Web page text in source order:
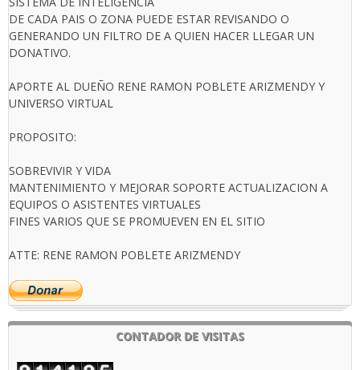
DE CADA PAIS O ZONA PUEDE ESTAR REVISANDO O
GENERANDO UN FILTRO DE A QUIEN HACER LLEGAR UN
DONATIVO.
APORTE AL DUEÑO RENE RAMON POBLETE ARIZMENDY Y
UNIVERSO VIRTUAL
PROPOSITO:
SOBREVIVIR Y VIDA
MANTENIMIENTO Y MEJORAR SOPORTE ACTUALIZACION A
EQUIPOS O ASISTENTES VIRTUALES
FINES VARIOS QUE SE PROMUEVEN EN EL SITIO
ATTE: RENE RAMON POBLETE ARIZMENDY
CONTADOR DE VISITAS